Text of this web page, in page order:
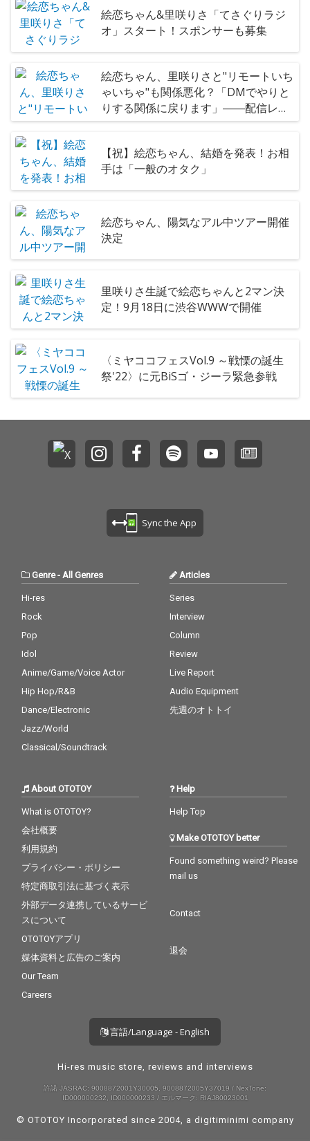
絵恋ちゃん&里咲りさ「てさぐりラジ
オ」スタート！スポンサーも募集
絵恋ちゃん、里咲りさと"リモートいち
ゃいちゃ"も関係悪化？「DMでやりと
りする関係に戻ります」――配信レポ
ート
【祝】絵恋ちゃん、結婚を発表！お相
手は「一般のオタク」
絵恋ちゃん、陽気なアル中ツアー開催
決定
里咲りさ生誕で絵恋ちゃんと2マン決
定！9月18日に渋谷WWWで開催
〈ミヤココフェスVol.9 ～戦慄の誕生
祭'22〉に元BiSゴ・ジーラ緊急参戦
Sync the App
Genre-All Genres
Hi-res
Rock
Pop
Idol
Anime/Game/Voice Actor
Hip Hop/R&B
Dance/Electronic
Jazz/World
Classical/Soundtrack
Articles
Series
Interview
Column
Review
Live Report
Audio Equipment
先週のオトトイ
About OTOTOY
What is OTOTOY?
会社概要
利用規約
プライバシー・ポリシー
特定商取引法に基づく表示
外部データ連携しているサービ
スについて
OTOTOYアプリ
媒体資料と広告のご案内
Our Team
Careers
Help
Help Top
Make OTOTOY better
Found something weird? Please
mail us
Contact
退会
言語/Language - English
Hi-res music store, reviews and interviews
許諾 JASRAC: 9008872001Y30005, 9008872005Y37019 / NexTone:
ID000000232, ID000000233 / エルマーク: RIAJ80023001
© OTOTOY Incorporated since 2004, a digitiminimi company